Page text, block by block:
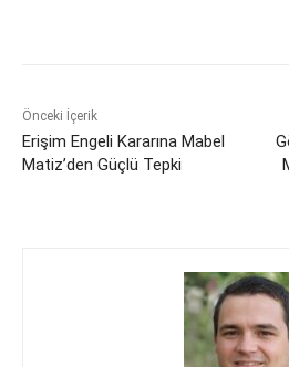
Önceki İçerik
Erişim Engeli Kararına Mabel
Matiz’den Güçlü Tepki